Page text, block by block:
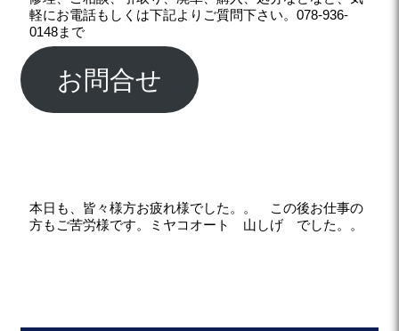
軽にお電話もしくは下記よりご質問下さい。078-936-
0148まで
お問合せ
本日も、皆々様方お疲れ様でした。。 この後お仕事の
方もご苦労様です。ミヤコオート 山しげ でした。。